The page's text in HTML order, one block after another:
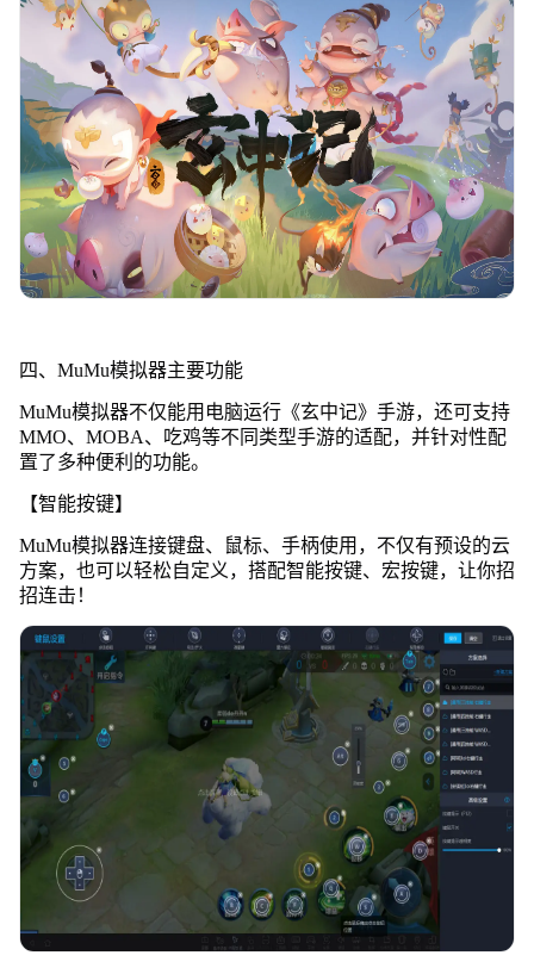
四、MuMu模拟器主要功能
MuMu模拟器不仅能用电脑运行《玄中记》手游，还可支持
MMO、MOBA、吃鸡等不同类型手游的适配，并针对性配
置了多种便利的功能。
【智能按键】
MuMu模拟器连接键盘、鼠标、手柄使用，不仅有预设的云
方案，也可以轻松自定义，搭配智能按键、宏按键，让你招
招连击！